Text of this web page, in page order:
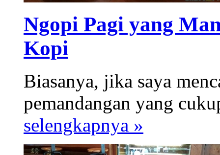
Ngopi Pagi yang
Kopi
Biasanya, jika saya
pemandangan yang
selengkapnya »